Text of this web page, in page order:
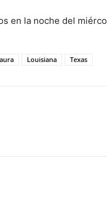
en la noche del
Louisiana Texas